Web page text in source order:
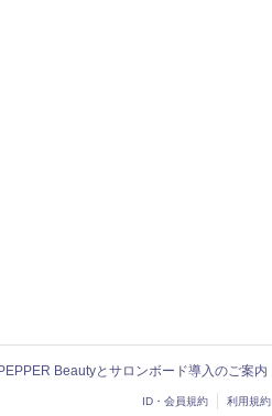
Beautyとサロンボード導入のご案内
ID・会員規約 利用規約